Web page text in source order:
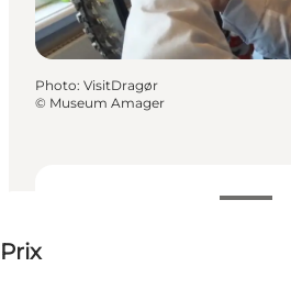
Prix
Photo: VisitDragør
© Museum Amager